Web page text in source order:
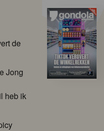
de
Jong
heb ik